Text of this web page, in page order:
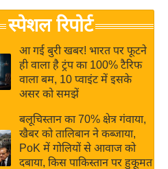
स्पेशल रिपोर्ट
आ गई बुरी खबर! भारत पर फूटने
ही वाला है ट्रंप का 100% टैरिफ
वाला बम, 10 प्वाइंट में इसके
असर को समझें
बलूचिस्तान का 70% क्षेत्र गंवाया,
खैबर को तालिबान ने कब्जाया,
PoK में गोलियों से आवाज को
दबाया, किस पाकिस्तान पर हुकूमत